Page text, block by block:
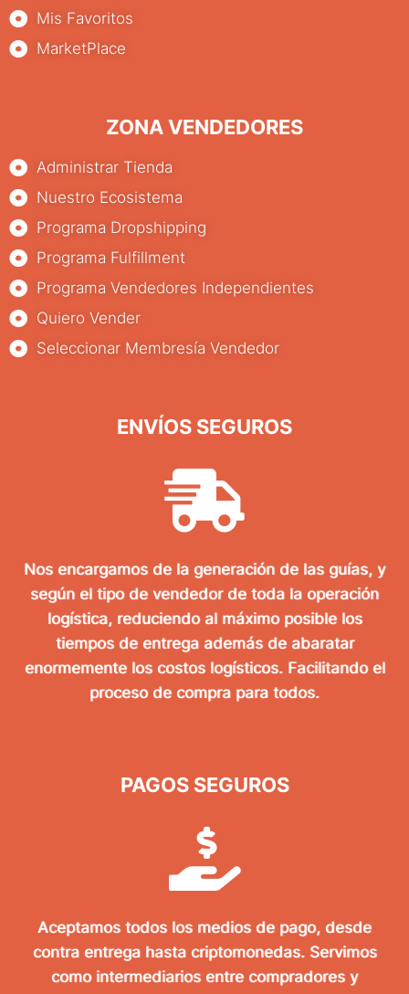
Mis Favoritos
MarketPlace
ZONA VENDEDORES
Administrar Tienda
Nuestro Ecosistema
Programa Dropshipping
Programa Fulfillment
Programa Vendedores Independientes
Quiero Vender
Seleccionar Membresía Vendedor
ENVÍOS SEGUROS
Nos encargamos de la generación de las guías, y
según el tipo de vendedor de toda la operación
logística, reduciendo al máximo posible los
tiempos de entrega además de abaratar
enormemente los costos logísticos. Facilitando el
proceso de compra para todos.
PAGOS SEGUROS
Aceptamos todos los medios de pago, desde
contra entrega hasta criptomonedas. Servimos
como intermediarios entre compradores y